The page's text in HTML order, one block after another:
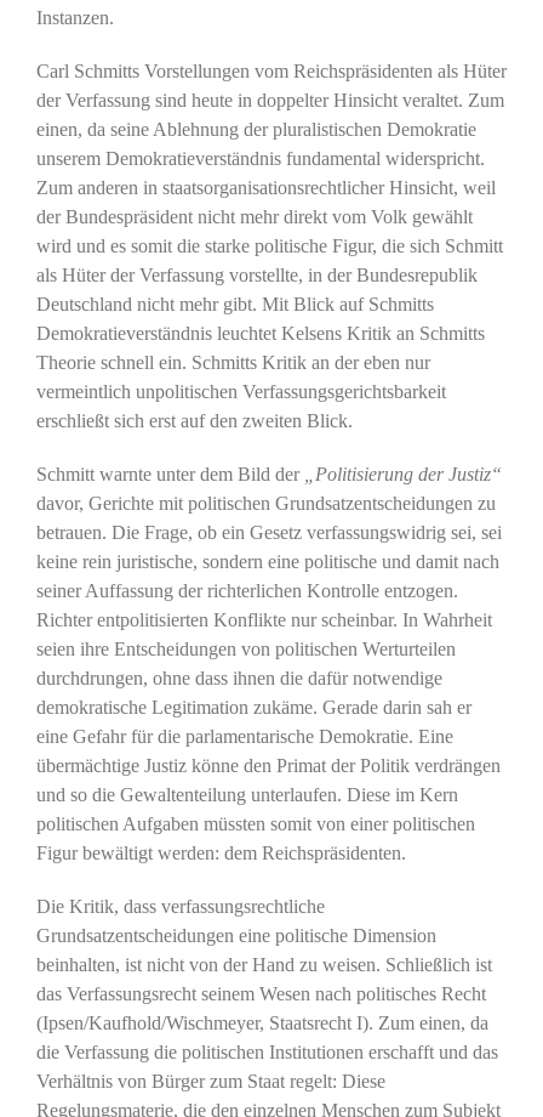
Instanzen.
Carl Schmitts Vorstellungen vom Reichspräsidenten als Hüter
der Verfassung sind heute in doppelter Hinsicht veraltet. Zum
einen, da seine Ablehnung der pluralistischen Demokratie
unserem Demokratieverständnis fundamental widerspricht.
Zum anderen in staatsorganisationsrechtlicher Hinsicht, weil
der Bundespräsident nicht mehr direkt vom Volk gewählt
wird und es somit die starke politische Figur, die sich Schmitt
als Hüter der Verfassung vorstellte, in der Bundesrepublik
Deutschland nicht mehr gibt. Mit Blick auf Schmitts
Demokratieverständnis leuchtet Kelsens Kritik an Schmitts
Theorie schnell ein. Schmitts Kritik an der eben nur
vermeintlich unpolitischen Verfassungsgerichtsbarkeit
erschließt sich erst auf den zweiten Blick.
Schmitt warnte unter dem Bild der
„Politisierung der Justiz“
davor, Gerichte mit politischen Grundsatzentscheidungen zu
betrauen. Die Frage, ob ein Gesetz verfassungswidrig sei, sei
keine rein juristische, sondern eine politische und damit nach
seiner Auffassung der richterlichen Kontrolle entzogen.
Richter entpolitisierten Konflikte nur scheinbar. In Wahrheit
seien ihre Entscheidungen von politischen Werturteilen
durchdrungen, ohne dass ihnen die dafür notwendige
demokratische Legitimation zukäme. Gerade darin sah er
eine Gefahr für die parlamentarische Demokratie. Eine
übermächtige Justiz könne den Primat der Politik verdrängen
und so die Gewaltenteilung unterlaufen. Diese im Kern
politischen Aufgaben müssten somit von einer politischen
Figur bewältigt werden: dem Reichspräsidenten.
Die Kritik, dass verfassungsrechtliche
Grundsatzentscheidungen eine politische Dimension
beinhalten, ist nicht von der Hand zu weisen. Schließlich ist
das Verfassungsrecht seinem Wesen nach politisches Recht
(Ipsen/Kaufhold/Wischmeyer, Staatsrecht I). Zum einen, da
die Verfassung die politischen Institutionen erschafft und das
Verhältnis von Bürger zum Staat regelt: Diese
Regelungsmaterie, die den einzelnen Menschen zum Subjekt